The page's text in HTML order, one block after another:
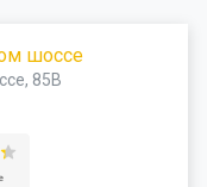
шоссе
85В